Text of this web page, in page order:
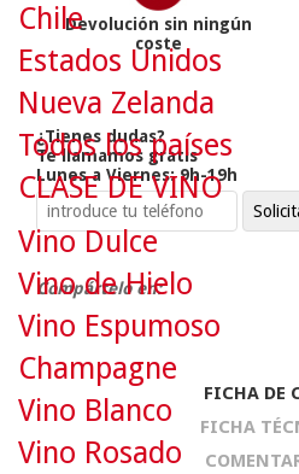
Devolución sin ningún
coste
¿Tienes dudas?
Te llamamos gratis
Lunes a Viernes: 9h-19h
Compártelo en:
FICHA DE
FICHA
Chile
Estados Unidos
Nueva Zelanda
Todos los países
CLASE DE VINO
Vino Dulce
Vino de Hielo
Vino Espumoso
Champagne
Vino Blanco
Vino Rosado